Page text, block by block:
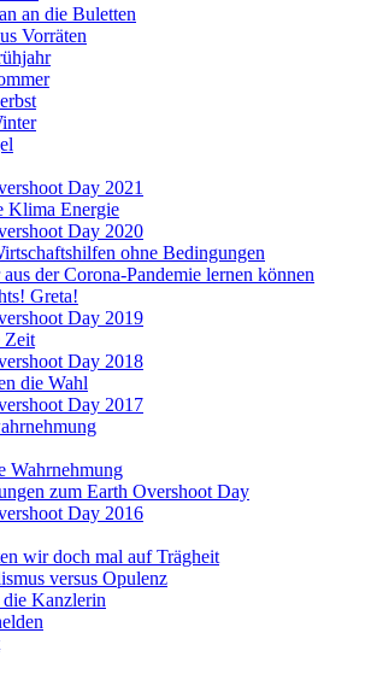
an die Buletten
Vorräten
Day 2021
Klima Energie
Day 2020
ohne Bedingungen
der Corona-Pandemie lernen können
Greta!
Day 2019
Zeit
Day 2018
die Wahl
Day 2017
Wahrnehmung
zum Earth Overshoot Day
Day 2016
wir doch mal auf Trägheit
versus Opulenz
Kanzlerin